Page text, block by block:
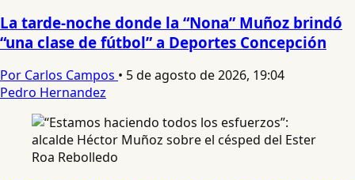
La tarde-noche donde la “Nona” Muñoz brindó
“una clase de fútbol” a Deportes Concepción
Por Carlos Campos • 5 de agosto de 2026, 19:04
Pedro Hernandez